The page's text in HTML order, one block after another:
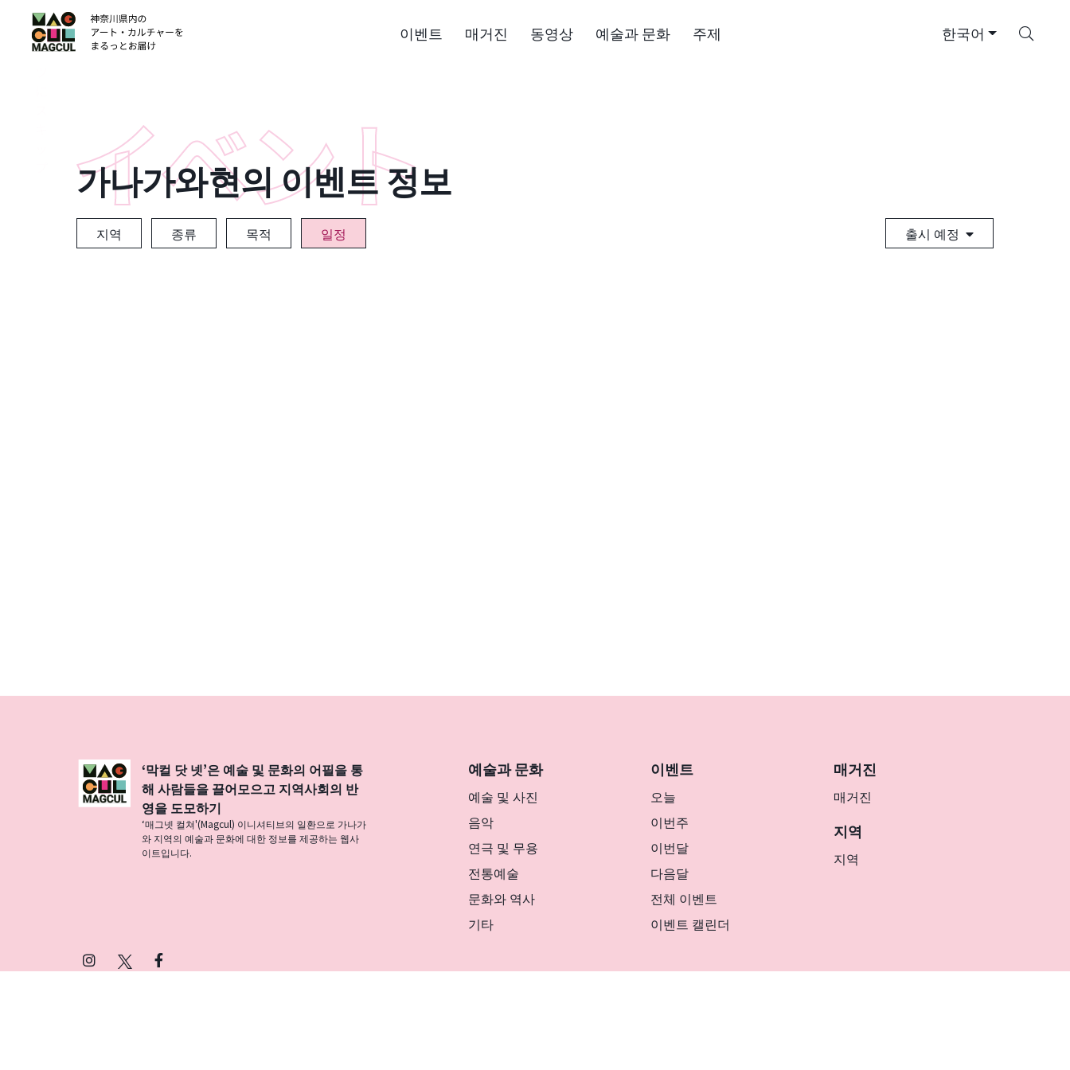
이벤트 매거진 동영상 예술과 문화 주제 한국어
색
ン
テ
ン
가나가와현의 이벤트 정보
지역 종류 목적 일정 출시 예정
예술과 문화
예술 및 사진
음악
연극 및 무용
전통예술
문화와 역사
기타
이벤트
오늘
이번주
이번달
다음달
전체 이벤트
이벤트 캘린더
매거진
매거진
지역
지역
‘막컬 닷 넷’은 예술 및 문화의 어필을 통
해 사람들을 끌어모으고 지역사회의 반
영을 도모하기
‘매그넷 컬쳐'(Magcul) 이니셔티브의 일환으로 가나가
와 지역의 예술과 문화에 대한 정보를 제공하는 웹사
이트입니다.
InstagramFacebook